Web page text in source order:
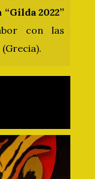
2022”
con las